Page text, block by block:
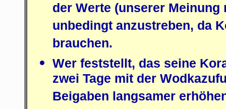
der Werte (unserer
unbedingt anzustreben, da
brauchen.
Wer feststellt, das seine
zwei Tage mit der
Beigaben langsamer